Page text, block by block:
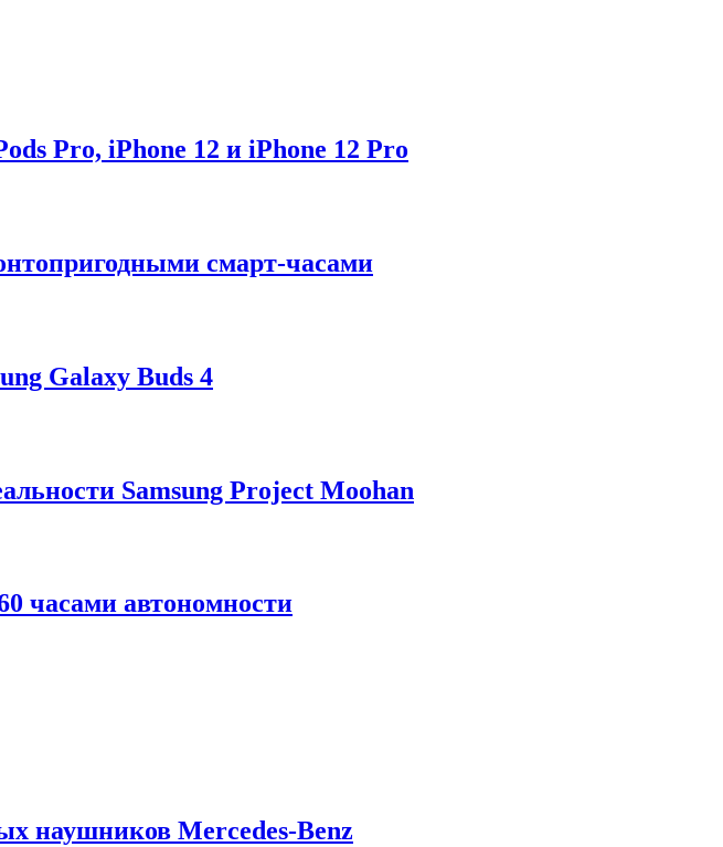
Pro, iPhone 12 и iPhone 12 Pro
смарт-часами
Galaxy Buds 4
Samsung Project Moohan
часами автономности
наушников Mercedes-Benz